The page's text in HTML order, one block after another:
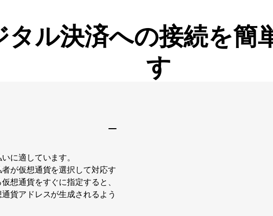
タル決済への接続を簡
す
に適しています。
が仮想通貨を選択して対応す
想通貨をすぐに指定すると、
貨アドレスが生成されるよう